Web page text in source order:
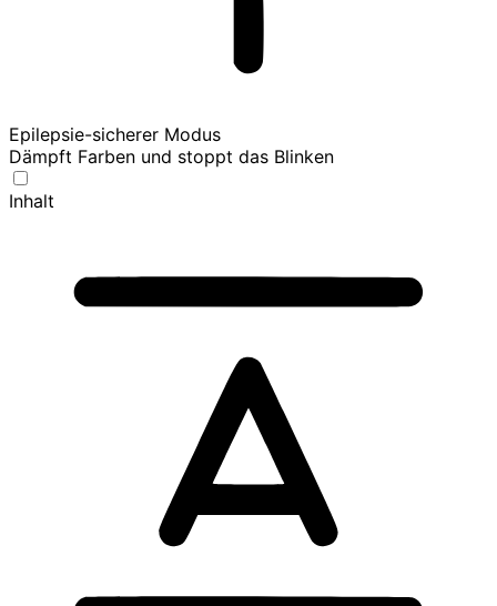
Epilepsie-sicherer Modus
Dämpft Farben und stoppt das Blinken
Inhalt